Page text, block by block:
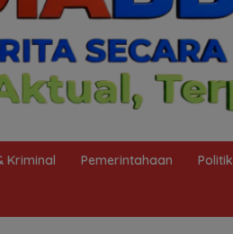
Kriminal Pemerintahaan Politik